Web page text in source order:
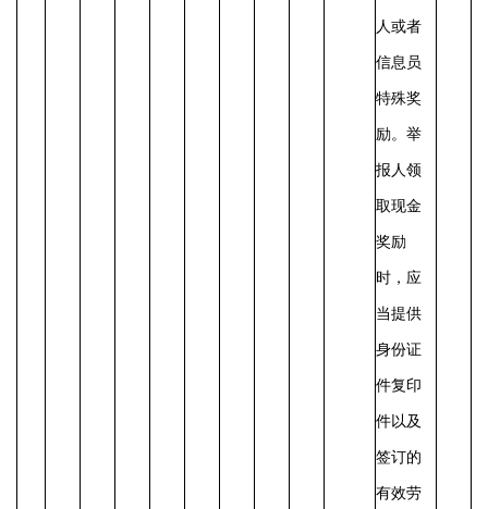
人或者
信息员
特殊奖
励。 举
报人领
取现金
奖励
时，应
当提供
身份证
件复印
件以及
签订的
有效劳